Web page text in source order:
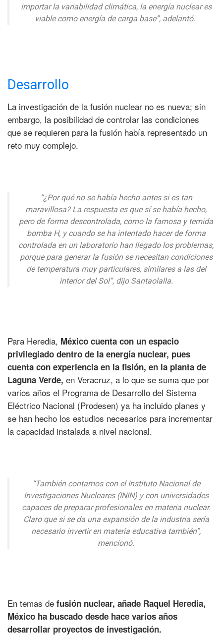
importar la variabilidad climática, la energía nuclear es
viable como energía de carga base”, adelantó.
Desarrollo
La investigación de la fusión nuclear no es nueva; sin
embargo, la posibilidad de controlar las condiciones
que se requieren para la fusión había representado un
reto muy complejo.
“¿Por qué no se había hecho antes si es tan
maravillosa? La respuesta es que sí se había hecho,
pero de forma descontrolada, como la famosa y temida
bomba H, y cuando se ha intentado hacer de forma
controlada en un laboratorio han llegado los problemas,
porque para generar la fusión se necesitan condiciones
de temperatura muy particulares, similares a las del
interior del Sol”, dijo Santaolalla.
Para Heredia, México cuenta con un espacio
privilegiado dentro de la energía nuclear, pues
cuenta con experiencia en la fisión, en la planta de
Laguna Verde, en Veracruz, a lo que se suma que por
varios años el Programa de Desarrollo del Sistema
Eléctrico Nacional (Prodesen) ya ha incluido planes y
se han hecho los estudios necesarios para incrementar
la capacidad instalada a nivel nacional.
“También contamos con el Instituto Nacional de
Investigaciones Nucleares (ININ) y con universidades
capaces de preparar profesionales en materia nuclear.
Claro que si se da una expansión de la industria sería
necesario invertir en materia educativa también”,
mencionó.
En temas de fusión nuclear, añade Raquel Heredia,
México ha buscado desde hace varios años
desarrollar proyectos de investigación.